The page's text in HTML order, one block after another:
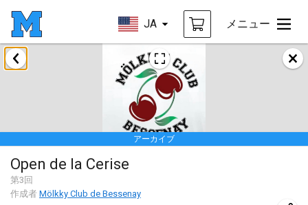
JA メニュー
アーカイブ
Open de la Cerise
第3回
作成者 Mölkky Club de Bessenay
2025年1月
Tournoi Mixte ASPTTOM
フランス
Indoor Polish Open 2025 - Singles
2025年1月18日|ポーランド
Tournoi de St Max